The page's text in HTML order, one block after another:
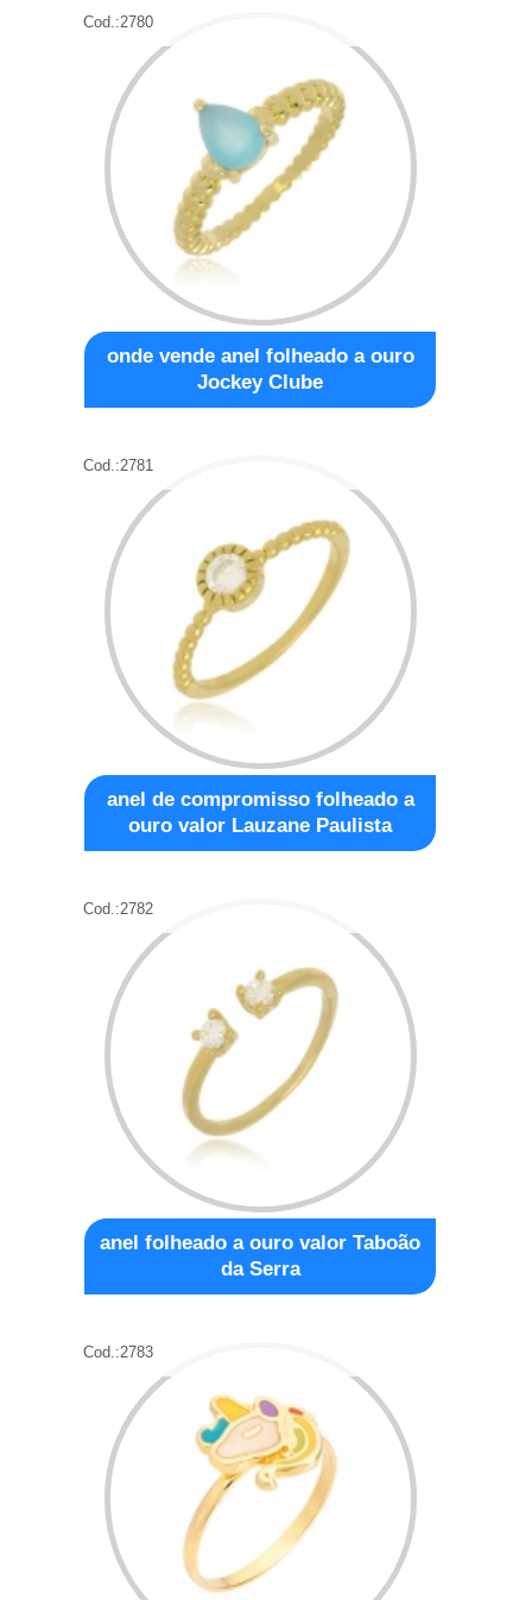
Cod.:2780
onde vende anel folheado a ouro
Jockey Clube
Cod.:2781
anel de compromisso folheado a
ouro valor Lauzane Paulista
Cod.:2782
anel folheado a ouro valor Taboão
da Serra
Cod.:2783